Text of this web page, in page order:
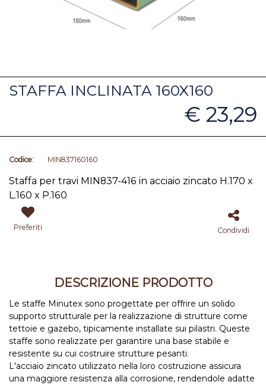
STAFFA INCLINATA 160X160
€ 23,29
Codice: MIN837160160
Staffa per travi MIN837-416 in acciaio zincato H.170 x
L.160 x P.160
Preferiti Condividi
DESCRIZIONE PRODOTTO
Le staffe Minutex sono progettate per offrire un solido
supporto strutturale per la realizzazione di strutture come
tettoie e gazebo, tipicamente installate sui pilastri. Queste
staffe sono realizzate per garantire una base stabile e
resistente su cui costruire strutture pesanti.
L'acciaio zincato utilizzato nella loro costruzione assicura
una maggiore resistenza alla corrosione, rendendole adatte